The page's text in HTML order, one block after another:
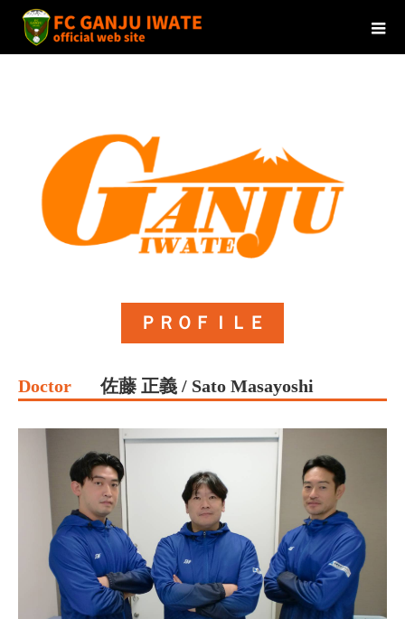
ＰＲＯＦＩＬＥ
Doctor 佐藤 正義 / Sato Masayoshi